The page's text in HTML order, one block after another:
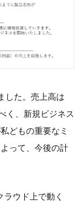
した。売上高は
く、新規ビジネス
どもの重要なミ
って、今後の計
ウド上で動く